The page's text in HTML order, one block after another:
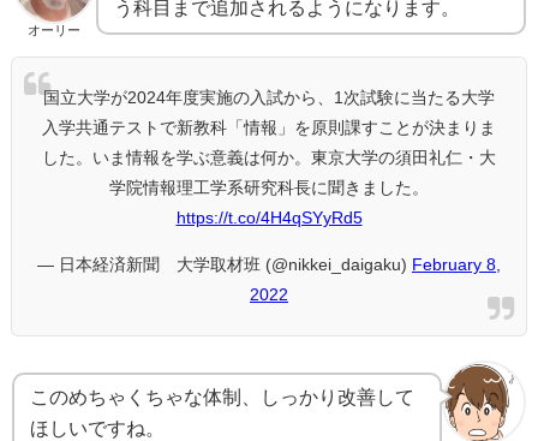
オーリー
う科目まで追加されるようになります。
国立大学が2024年度実施の入試から、1次試験に当たる大学
入学共通テストで新教科「情報」を原則課すことが決まりま
した。いま情報を学ぶ意義は何か。東京大学の須田礼仁・大
学院情報理工学系研究科長に聞きました。
https://t.co/4H4qSYyRd5
— 日本経済新聞 大学取材班 (@nikkei_daigaku) February 8,
2022
このめちゃくちゃな体制、しっかり改善して
ほしいですね。